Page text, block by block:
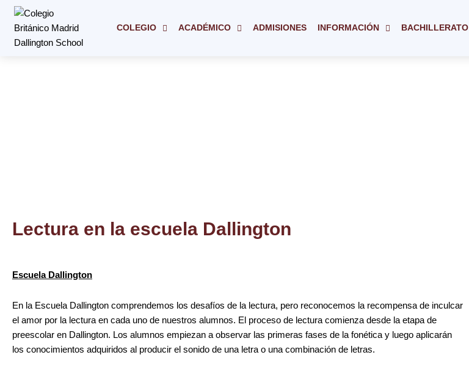
COLEGIO ACADÉMICO ADMISIONES INFORMACIÓN BACHILLERATO
Lectura en la escuela Dallington
Escuela Dallington
En la Escuela Dallington comprendemos los desafíos de la lectura, pero reconocemos la recompensa de inculcar
el amor por la lectura en cada uno de nuestros alumnos. El proceso de lectura comienza desde la etapa de
preescolar en Dallington. Los alumnos empiezan a observar las primeras fases de la fonética y luego aplicarán
los conocimientos adquiridos al producir el sonido de una letra o una combinación de letras.